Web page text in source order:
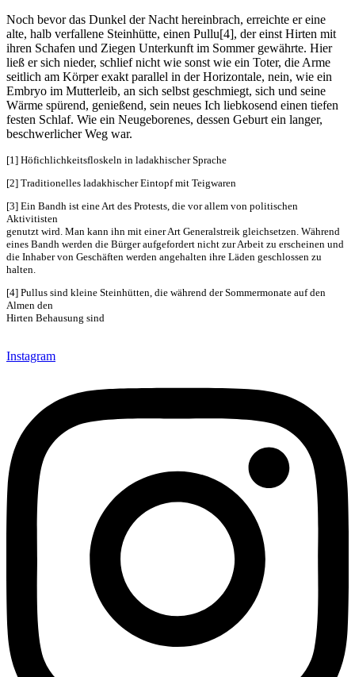
Noch bevor das Dunkel der Nacht hereinbrach, erreichte er eine
alte, halb verfallene Steinhütte, einen Pullu[4], der einst Hirten mit
ihren Schafen und Ziegen Unterkunft im Sommer gewährte. Hier
ließ er sich nieder, schlief nicht wie sonst wie ein Toter, die Arme
seitlich am Körper exakt parallel in der Horizontale, nein, wie ein
Embryo im Mutterleib, an sich selbst geschmiegt, sich und seine
Wärme spürend, genießend, sein neues Ich liebkosend einen tiefen
festen Schlaf. Wie ein Neugeborenes, dessen Geburt ein langer,
beschwerlicher Weg war.
[1] Höfichlichkeitsfloskeln in ladakhischer Sprache
[2] Traditionelles ladakhischer Eintopf mit Teigwaren
[3] Ein Bandh ist eine Art des Protests, die vor allem von politischen
Aktivitisten
genutzt wird. Man kann ihn mit einer Art Generalstreik gleichsetzen. Während
eines Bandh werden die Bürger aufgefordert nicht zur Arbeit zu erscheinen und
die Inhaber von Geschäften werden angehalten ihre Läden geschlossen zu
halten.
[4] Pullus sind kleine Steinhütten, die während der Sommermonate auf den
Almen den
Hirten Behausung sind
Instagram